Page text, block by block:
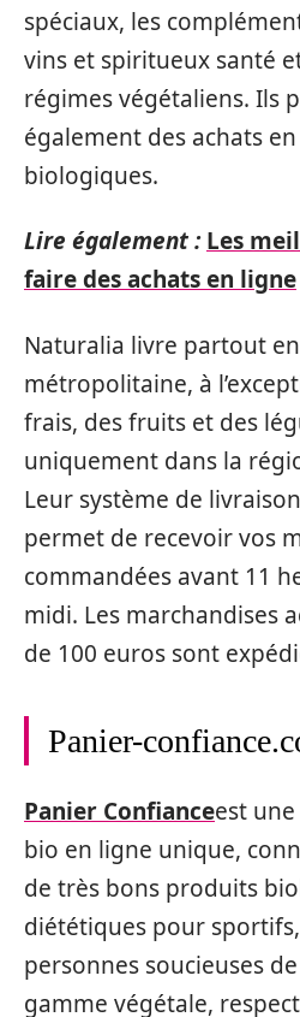
spéciaux, les
vins et spiritueux santé
régimes végétaliens. Ils
également des achats
biologiques.
Lire également : Les
faire des achats en ligne
Naturalia livre partout
métropolitaine, à
frais, des fruits et des
uniquement dans la
Leur système de
permet de recevoir vos
commandées avant 11
midi. Les marchandises
de 100 euros sont
Panier-
Panier Confianceest
bio en ligne unique,
de très bons produits
diététiques pour
personnes soucieuses
gamme végétale,